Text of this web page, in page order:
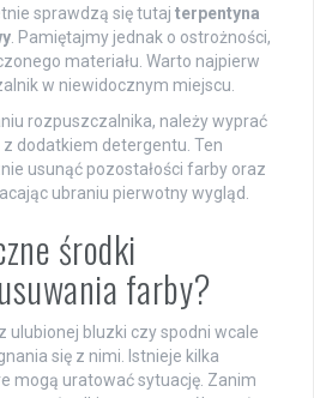
sprawdzą się tutaj terpentyna
. Pamiętajmy jednak o ostrożności,
materiału. Warto najpierw
w niewidocznym miejscu.
rozpuszczalnika, należy wyprać
z dodatkiem detergentu. Ten
usunąć pozostałości farby oraz
ubraniu pierwotny wygląd.
środki
farby?
ulubionej bluzki czy spodni wcale
się z nimi. Istnieje kilka
mogą uratować sytuację. Zanim